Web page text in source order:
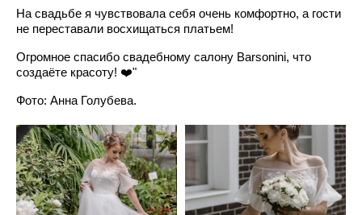
На свадьбе я чувствовала себя очень комфортно, а гости
не переставали восхищаться платьем!
Огромное спасибо свадебному салону Barsonini, что
создаёте красоту! ❤️"
Фото: Анна Голубева.